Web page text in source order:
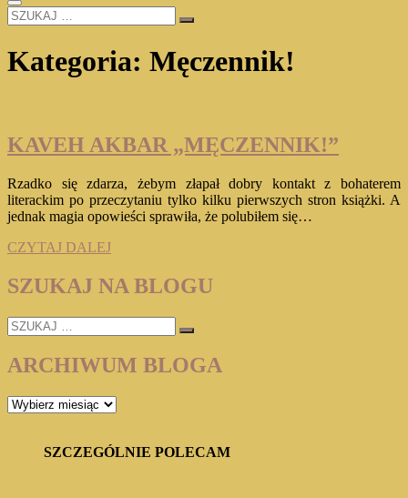
SZUKAJ
…
Kategoria: Męczennik!
KAVEH AKBAR „MĘCZENNIK!”
Rzadko się zdarza, żebym złapał dobry kontakt z bohaterem
literackim po przeczytaniu tylko kilku pierwszych stron książki. A
jednak magia opowieści sprawiła, że polubiłem się…
CZYTAJ DALEJKAVEH
„MĘCZENNIK!”
SZUKAJ NA BLOGU
SZUKAJ
…
ARCHIWUM BLOGA
ARCHIWUM
SZCZEGÓLNIE POLECAM